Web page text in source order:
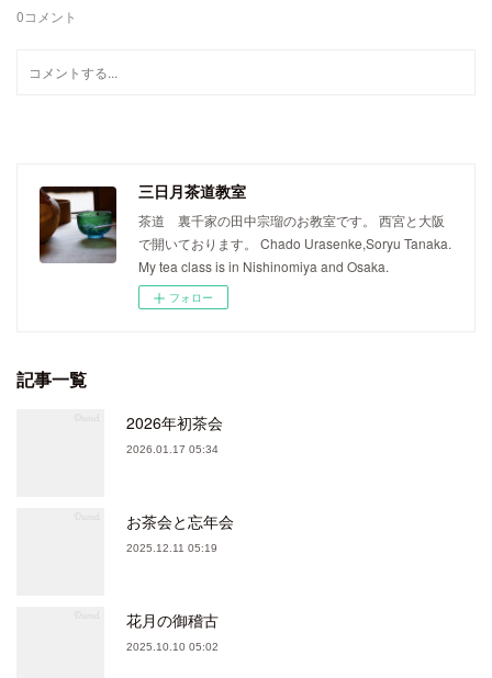
0コメント
三日月茶道教室
茶道 裏千家の田中宗瑠のお教室です。 西宮と大阪
で開いております。 Chado Urasenke,Soryu Tanaka.
My tea class is in Nishinomiya and Osaka.
フォロー
記事一覧
2026年初茶会
2026.01.17 05:34
お茶会と忘年会
2025.12.11 05:19
花月の御稽古
2025.10.10 05:02